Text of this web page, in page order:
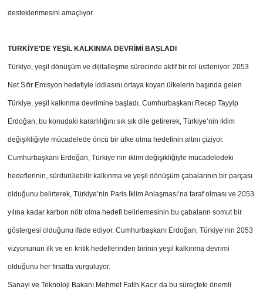
desteklenmesini amaçlıyor.
TÜRKİYE’DE YEŞİL KALKINMA DEVRİMİ BAŞLADI
Türkiye, yeşil dönüşüm ve dijitalleşme sürecinde aktif bir rol üstleniyor. 2053
Net Sıfır Emisyon hedefiyle iddiasını ortaya koyan ülkelerin başında gelen
Türkiye, yeşil kalkınma devrimine başladı. Cumhurbaşkanı Recep Tayyip
Erdoğan, bu konudaki kararlılığını sık sık dile getirerek, Türkiye’nin iklim
değişikliğiyle mücadelede öncü bir ülke olma hedefinin altını çiziyor.
Cumhurbaşkanı Erdoğan, Türkiye’nin iklim değişikliğiyle mücadeledeki
hedeflerinin, sürdürülebilir kalkınma ve yeşil dönüşüm çabalarının bir parçası
olduğunu belirterek, Türkiye’nin Paris İklim Anlaşması’na taraf olması ve 2053
yılına kadar karbon nötr olma hedefi belirlemesinin bu çabaların somut bir
göstergesi olduğunu ifade ediyor. Cumhurbaşkanı Erdoğan, Türkiye’nin 2053
vizyonunun ilk ve en kritik hedeflerinden birinin yeşil kalkınma devrimi
olduğunu her fırsatta vurguluyor.
Sanayi ve Teknoloji Bakanı Mehmet Fatih Kacır da bu süreçteki önemli